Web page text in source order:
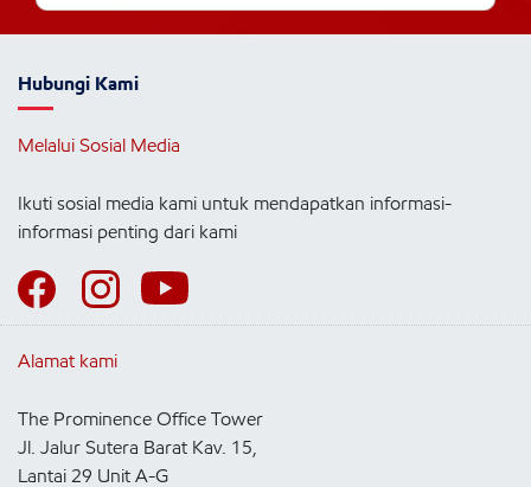
Hubungi Kami
Melalui Sosial Media
Ikuti sosial media kami untuk mendapatkan informasi-
informasi penting dari kami
Alamat kami
The Prominence Office Tower
Jl. Jalur Sutera Barat Kav. 15,
Lantai 29 Unit A-G